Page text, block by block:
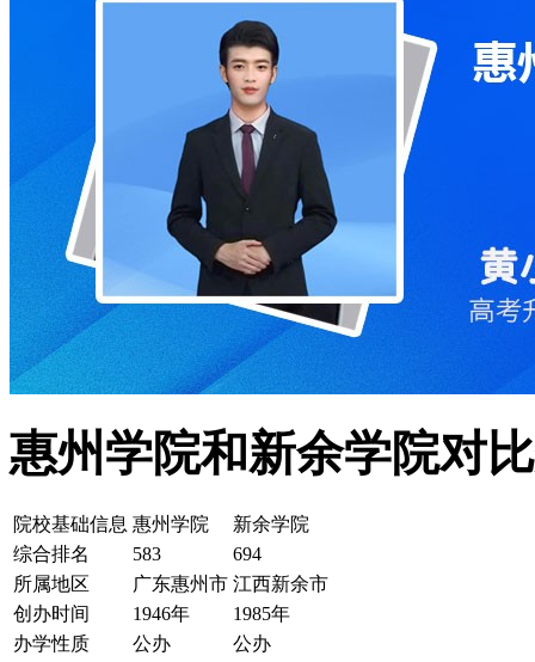
惠州学院和新余学院对
院校基础信息 惠州学院
新余学院
综合排名
583
694
所属地区
广东惠州市 江西新余市
创办时间
1946年
1985年
办学性质
公办
公办